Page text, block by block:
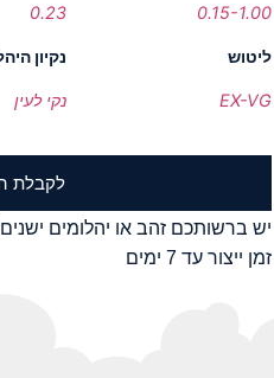
0.15-1.00
0.23
ליטוש
EX-VG
נקיון
נקי לעין
לקבלת
יש ברשותכם זהב או יהלומים
זמן ייצור עד 7 ימים